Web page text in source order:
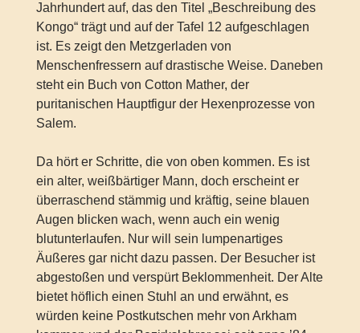
Jahrhundert auf, das den Titel „Beschreibung des
Kongo“ trägt und auf der Tafel 12 aufgeschlagen
ist. Es zeigt den Metzgerladen von
Menschenfressern auf drastische Weise. Daneben
steht ein Buch von Cotton Mather, der
puritanischen Hauptfigur der Hexenprozesse von
Salem.
Da hört er Schritte, die von oben kommen. Es ist
ein alter, weißbärtiger Mann, doch erscheint er
überraschend stämmig und kräftig, seine blauen
Augen blicken wach, wenn auch ein wenig
blutunterlaufen. Nur will sein lumpenartiges
Äußeres gar nicht dazu passen. Der Besucher ist
abgestoßen und verspürt Beklommenheit. Der Alte
bietet höflich einen Stuhl an und erwähnt, es
würden keine Postkutschen mehr von Arkham